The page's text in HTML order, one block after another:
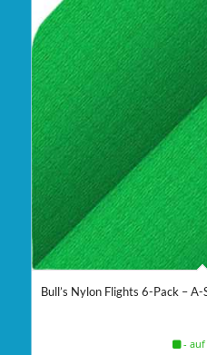
Bull’s Nylon Flights 6-Pack –
- auf